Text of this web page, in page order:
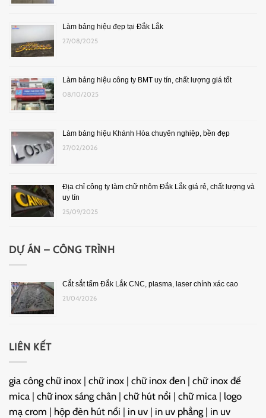
Làm bảng hiệu đẹp tại Đắk Lắk
27/08/2025
Làm bảng hiệu công ty BMT uy tín, chất lượng giá tốt
08/10/2025
Làm bảng hiệu Khánh Hòa chuyên nghiệp, bền đẹp
27/02/2026
Địa chỉ công ty làm chữ nhôm Đắk Lắk giá rẻ, chất lượng và
uy tín
25/09/2025
DỰ ÁN – CÔNG TRÌNH
Cắt sắt tấm Đắk Lắk CNC, plasma, laser chính xác cao
21/04/2026
LIÊN KẾT
gia công chữ inox | chữ inox | chữ inox đen | chữ inox đế
mica | chữ inox sáng chân | chữ hút nổi | chữ mica | logo
mạ crom | hộp đèn hút nổi | in uv | in uv phẳng | in uv